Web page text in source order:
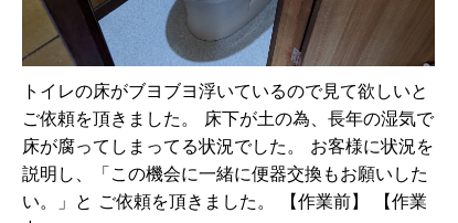
トイレの床がブヨブヨ浮いているので見て欲しいと
ご依頼を頂きました。 床下が土の為、長年の湿気で
床が腐ってしまってる状況でした。 お客様に状況を
説明し、「この機会に一緒に便器交換もお願いした
い。」と ご依頼を頂きました。 【作業前】 【作業